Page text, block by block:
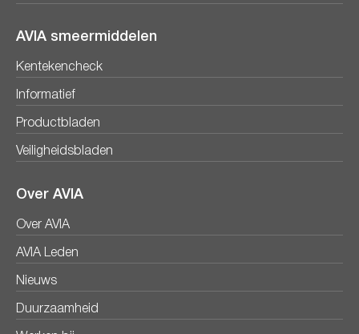
AVIA smeermiddelen
Kentekencheck
Informatief
Productbladen
Veiligheidsbladen
Over AVIA
Over AVIA
AVIA Leden
Nieuws
Duurzaamheid